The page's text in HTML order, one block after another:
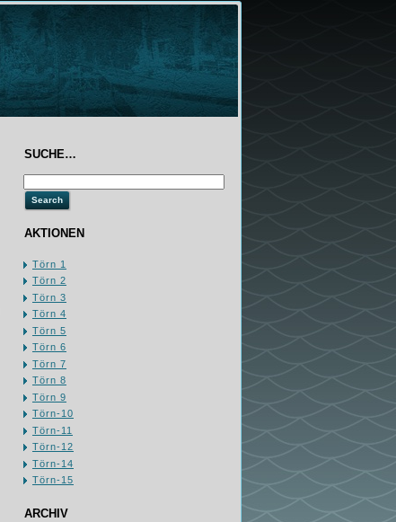
SUCHE…
AKTIONEN
Törn 1
Törn 2
Törn 3
Törn 4
Törn 5
Törn 6
Törn 7
Törn 8
Törn 9
Törn-10
Törn-11
Törn-12
Törn-14
Törn-15
ARCHIV